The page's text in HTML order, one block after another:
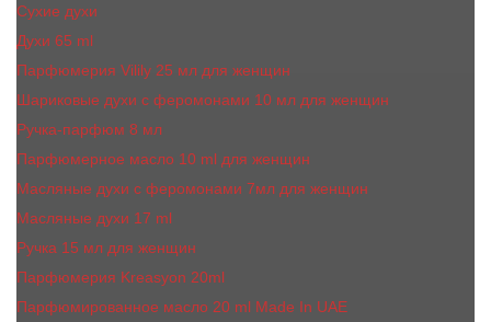
Сухие духи
Духи 65 ml
Парфюмерия Vilily 25 мл для женщин
Шариковые духи с феромонами 10 мл для женщин
Ручка-парфюм 8 мл
Парфюмерное масло 10 ml для женщин
Масляные духи c феромонами 7мл для женщин
Масляные духи 17 ml
Ручка 15 мл для женщин
Парфюмерия Kreasyon 20ml
Парфюмированное масло 20 ml Made In UAE